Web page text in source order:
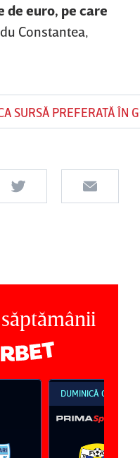
de euro, pe care
Constantea,
SURSĂ PREFERATĂ ÎN
DUMINICĂ 09 AUG,